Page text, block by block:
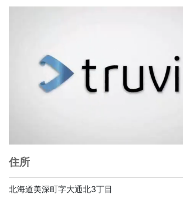
住所
北海道美深町字大通北3丁目